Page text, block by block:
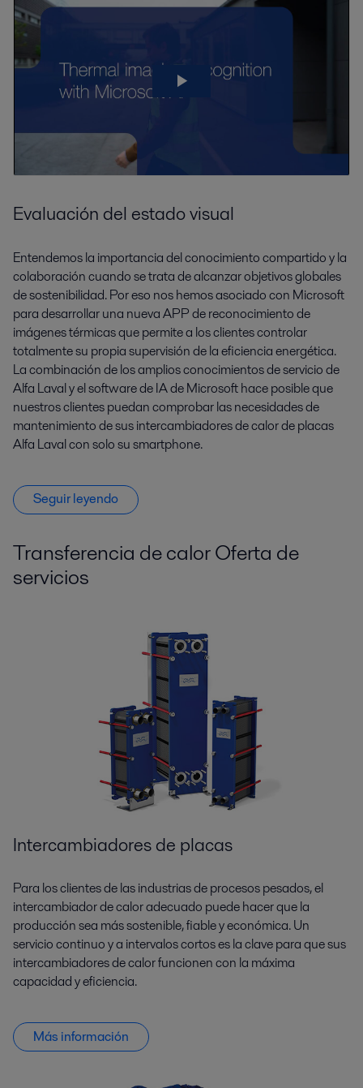
Evaluación del estado visual
Entendemos la importancia del conocimiento compartido y la
colaboración cuando se trata de alcanzar objetivos globales
de sostenibilidad. Por eso nos hemos asociado con Microsoft
para desarrollar una nueva APP de reconocimiento de
imágenes térmicas que permite a los clientes controlar
totalmente su propia supervisión de la eficiencia energética.
La combinación de los amplios conocimientos de servicio de
Alfa Laval y el software de IA de Microsoft hace posible que
nuestros clientes puedan comprobar las necesidades de
mantenimiento de sus intercambiadores de calor de placas
Alfa Laval con solo su smartphone.
Seguir leyendo
Transferencia de calor Oferta de
servicios
Intercambiadores de placas
Para los clientes de las industrias de procesos pesados, el
intercambiador de calor adecuado puede hacer que la
producción sea más sostenible, fiable y económica. Un
servicio continuo y a intervalos cortos es la clave para que sus
intercambiadores de calor funcionen con la máxima
capacidad y eficiencia.
Más información